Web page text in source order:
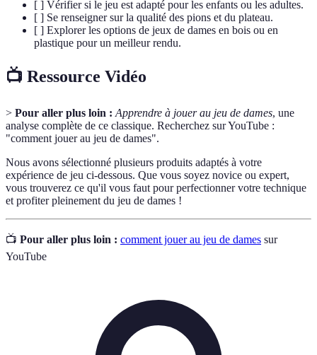
[ ] Vérifier si le jeu est adapté pour les enfants ou les adultes.
[ ] Se renseigner sur la qualité des pions et du plateau.
[ ] Explorer les options de jeux de dames en bois ou en
plastique pour un meilleur rendu.
📺 Ressource Vidéo
> Pour aller plus loin : Apprendre à jouer au jeu de dames, une
analyse complète de ce classique. Recherchez sur YouTube :
"comment jouer au jeu de dames".
Nous avons sélectionné plusieurs produits adaptés à votre
expérience de jeu ci-dessous. Que vous soyez novice ou expert,
vous trouverez ce qu'il vous faut pour perfectionner votre technique
et profiter pleinement du jeu de dames !
📺 Pour aller plus loin : comment jouer au jeu de dames sur
YouTube